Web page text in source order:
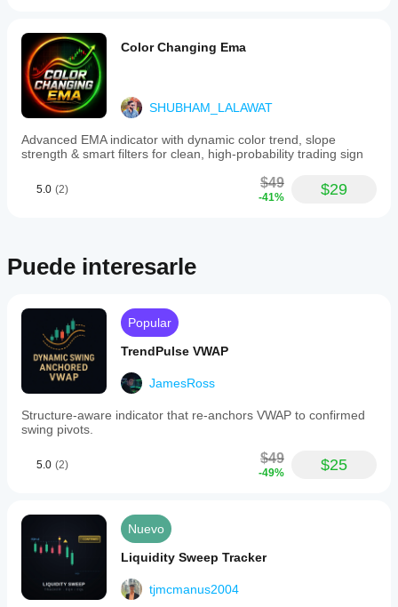
timeframe
structure
analysis
using
multiple
pivot
lookbacks.
provides
a
intuitive
zone
filtering
indicator
works
by
identifying
swing
and
lows
logic,
breaks
price
closes
beyond
key
levels,
Color Changing Ema
SHUBHAM_LALAWAT
Advanced EMA indicator with dynamic color trend, slope
strength & smart filters for clean, high-probability trading sign
5.0 (2) $49
-41% $29
Puede interesarle
Popular
TrendPulse VWAP
JamesRoss
Structure-aware indicator that re-anchors VWAP to confirmed
swing pivots.
5.0 (2) $49
-49% $25
Nuevo
Liquidity Sweep Tracker
tjmcmanus2004